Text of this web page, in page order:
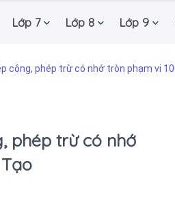
Lớp 7 Lớp 8 Lớp 9
cộng, phép trừ có nhớ tròn phạm vi
phép trừ có nhớ